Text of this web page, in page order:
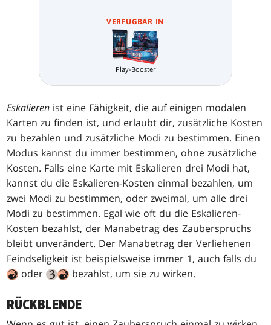
VERFUGBAR IN
Play-Booster
Eskalieren ist eine Fähigkeit, die auf einigen modalen
Karten zu finden ist, und erlaubt dir, zusätzliche Kosten
zu bezahlen und zusätzliche Modi zu bestimmen. Einen
Modus kannst du immer bestimmen, ohne zusätzliche
Kosten. Falls eine Karte mit Eskalieren drei Modi hat,
kannst du die Eskalieren-Kosten einmal bezahlen, um
zwei Modi zu bestimmen, oder zweimal, um alle drei
Modi zu bestimmen. Egal wie oft du die Eskalieren-
Kosten bezahlst, der Manabetrag des Zauberspruchs
bleibt unverändert. Der Manabetrag der Verliehenen
Feindseligkeit ist beispielsweise immer 1, auch falls du
oder
bezahlst, um sie zu wirken.
RÜCKBLENDE